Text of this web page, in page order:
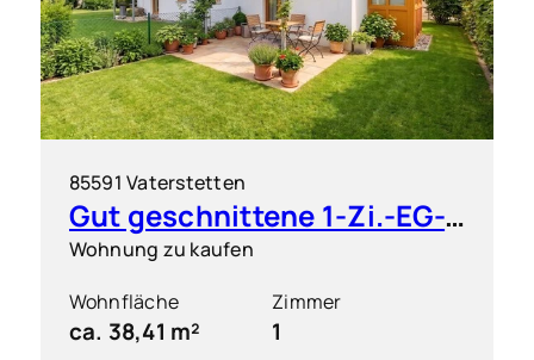
85591 Vaterstetten
Gut geschnittene 1-Zi.-EG-Wohnung mit großem Garten
Wohnung zu kaufen
Wohnfläche
ca. 38,41 m²
Zimmer
1